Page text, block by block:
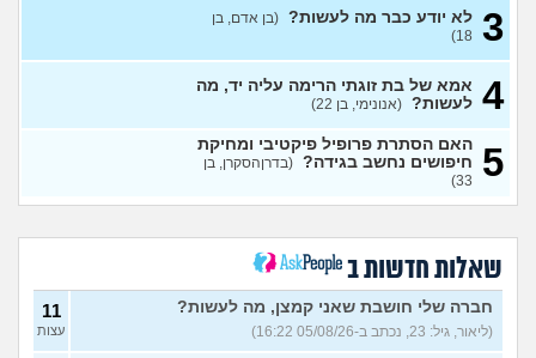
מתכננת חתונה ראשונה, יש
לכם עצות?
האם מה שאני מרגיש זה הגיוני
ותקין?
(לירון, בן 31)
איך להתגבר על רצון לקשר
לפני הזמן?
(אנונימית, בת 21)
הבילויים, זה מוריד לכם?
(לחם ושעשועים, בן 36)
13
כשרבתי עם בת הזוג שלי,
דחפתי אותה מתוך כעס. איך
להתמודד?
(אלכס, שם בדוי, בן
40)
13
עצות
3 לא יודע כבר מה לעשות? (בן אדם, בן
18)
4 אמא של בת זוגתי הרימה עליה יד, מה
לעשות? (אנונימי, בן 22)
5 האם הסתרת פרופיל פיקטיבי ומחיקת
חיפושים נחשב בגידה? (בדרןהסקרן, בן
33)
שאלות חדשות ב
חברה שלי חושבת שאני קמצן, מה לעשות?
(ליאור, גיל: 23, נכתב ב-05/08/26 16:22)
11
עצות